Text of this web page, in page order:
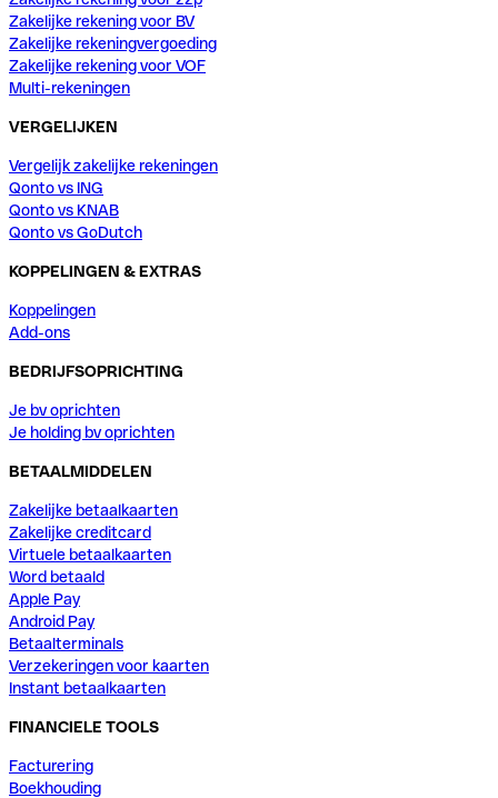
Zakelijke rekening voor BV
Zakelijke rekeningvergoeding
Zakelijke rekening voor VOF
Multi-rekeningen
VERGELIJKEN
Vergelijk zakelijke rekeningen
Qonto vs ING
Qonto vs KNAB
Qonto vs GoDutch
KOPPELINGEN & EXTRAS
Koppelingen
Add-ons
BEDRIJFSOPRICHTING
Je bv oprichten
Je holding bv oprichten
BETAALMIDDELEN
Zakelijke betaalkaarten
Zakelijke creditcard
Virtuele betaalkaarten
Word betaald
Apple Pay
Android Pay
Betaalterminals
Verzekeringen voor kaarten
Instant betaalkaarten
FINANCIELE TOOLS
Facturering
Boekhouding